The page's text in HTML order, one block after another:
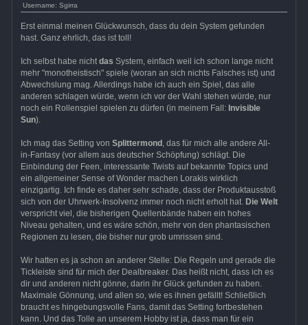
Username: Sgirra
Erst einmal meinen Glückwunsch, dass du dein System gefunden
hast. Ganz ehrlich, das ist toll!
Ich selbst habe nichtdas System, einfach weil ich schon lange nicht
mehr "monotheistisch" spiele (woran an sich nichts Falsches ist) und
Abwechslung mag. Allerdings habe ich auch ein Spiel, das alle
anderen schlagen würde, wenn ich vor der Wahl stehen würde, nur
noch ein Rollenspiel spielen zu dürfen (in meinem Fall: Invisible
Sun).
Ich mag das Setting von Splittermond , das für mich alle andere All-
in-Fantasy (vor allem aus deutscher Schöpfung) schlägt. Die
Einbindung der Feen, interessante Twists auf bekannte Topics und
ein allgemeiner Sense of Wonder machen Lorakis wirklich
einzigartig. Ich finde es daher sehr schade, dass der Produktausstoß
sich von der Uhrwerk-Insolvenz immer noch nicht erholt hat. Die Welt
verspricht viel, die bisherigen Quellenbände haben ein hohes
Niveau gehalten, und es wäre schön, mehr von den phantasischen
Regionen zu lesen, die bisher nur grob umrissen sind.
Wir hatten es ja schon an anderer Stelle: Die Regeln und gerade die
Tickleiste sind für mich der Dealbreaker. Das heißt nicht, dass ich es
dir und anderen nicht gönne, darin ihr Glück gefunden zu haben.
Maximale Gönnung, und allen so, wie es ihnen gefällt! Schließlich
braucht es hingebungsvolle Fans, damit das Setting fortbestehen
kann. Und das Tolle an unserem Hobby ist ja, dass man für ein